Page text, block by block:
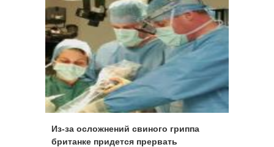
Из-за осложнений свиного гриппа
британке придется прервать